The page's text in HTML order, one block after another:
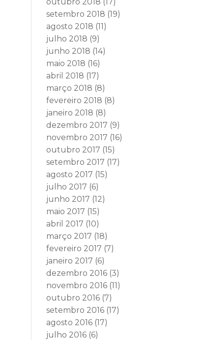
setembro 2018 (19)
agosto 2018 (11)
julho 2018 (9)
junho 2018 (14)
maio 2018 (16)
abril 2018 (17)
março 2018 (8)
fevereiro 2018 (8)
janeiro 2018 (8)
dezembro 2017 (9)
novembro 2017 (16)
outubro 2017 (15)
setembro 2017 (17)
agosto 2017 (15)
julho 2017 (6)
junho 2017 (12)
maio 2017 (15)
abril 2017 (10)
março 2017 (18)
fevereiro 2017 (7)
janeiro 2017 (6)
dezembro 2016 (3)
novembro 2016 (11)
outubro 2016 (7)
setembro 2016 (17)
agosto 2016 (17)
julho 2016 (6)